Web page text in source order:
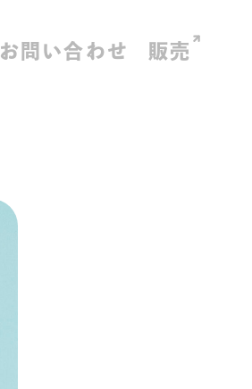
お問い合わせ 販売